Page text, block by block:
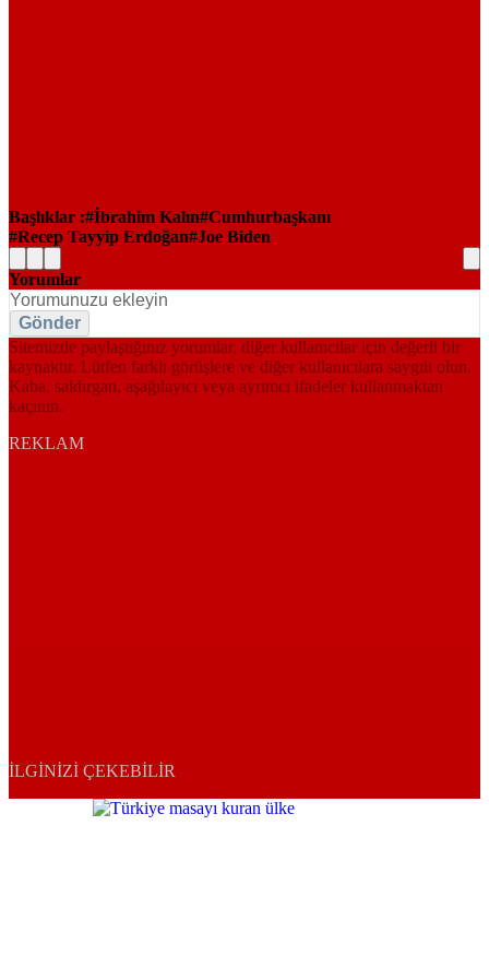
Başlıklar : İbrahim Kalın Cumhurbaşkanı
Recep Tayyip Erdoğan Joe Biden
Yorumlar
Gönder
Sitemizde paylaştığınız yorumlar, diğer kullanıcılar için değerli bir
kaynaktır. Lütfen farklı görüşlere ve diğer kullanıcılara saygılı olun.
Kaba, saldırgan, aşağılayıcı veya ayrımcı ifadeler kullanmaktan
kaçının.
REKLAM
İLGINIZI ÇEKEBILIR